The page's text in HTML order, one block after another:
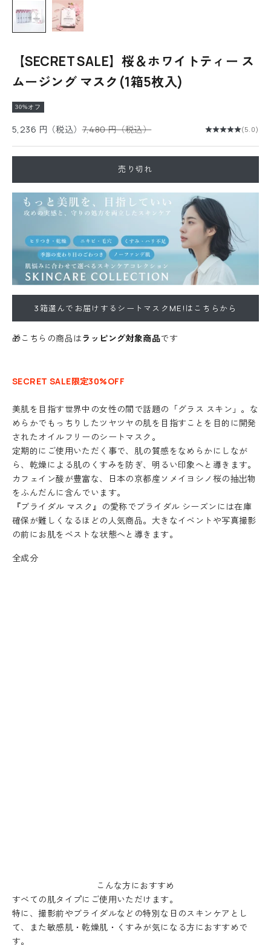
【SECRET SALE】桜＆ホワイトティー ス
ムージング マスク(1箱5枚入)
30%オフ
セール価格
5,236 円（税込）通常価格
7,480 円（税込） (5.0)
売り切れ
3箱選んでお届けするシートマスクME!はこちらから
🎁こちらの商品はラッピング対象商品です
SECRET SALE限定30%OFF
美肌を目指す世界中の女性の間で話題の「グラス スキン」。な
めらかでもっちりしたツヤツヤの肌を目指すことを目的に開発
されたオイルフリーのシートマスク。
定期的にご使用いただく事で、肌の質感をなめらかにしなが
ら、乾燥による肌のくすみを防ぎ、明るい印象へと導きます。
カフェイン酸が豊富な、日本の京都産ソメイヨシノ桜の抽出物
をふんだんに含んでいます。
『ブライダル マスク』の愛称でブライダル シーズンには在庫
確保が難しくなるほどの人気商品。大きなイベントや写真撮影
の前にお肌をベストな状態へと導きます。
全成分
こんな方におすすめ
すべての肌タイプにご使用いただけます。
特に、撮影前やブライダルなどの特別な日のスキンケアとし
て、また敏感肌・乾燥肌・くすみが気になる方におすすめで
す。